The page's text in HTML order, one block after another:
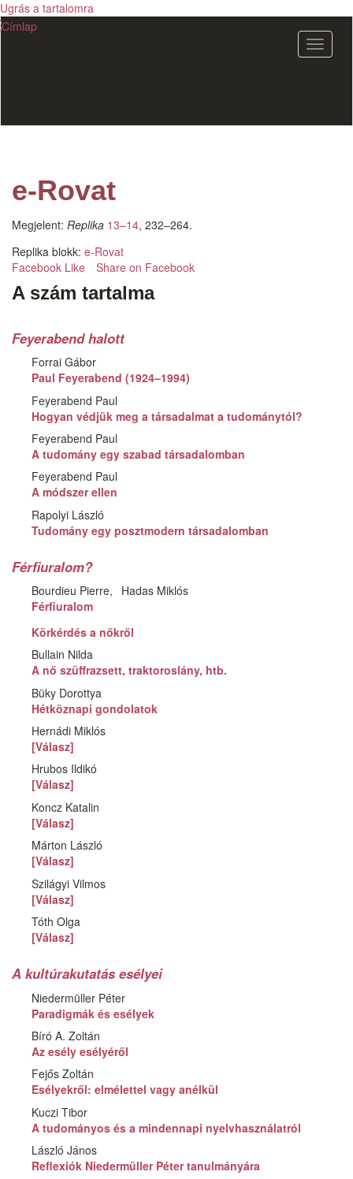
Ugrás a tartalomra
e-Rovat
Megjelent: Replika 13–14, 232–264.
Replika blokk: e-Rovat
Facebook Like
Share on Facebook
A szám tartalma
Feyerabend halott
Forrai Gábor
Paul Feyerabend (1924–1994)
Feyerabend Paul
Hogyan védjük meg a társadalmat a tudománytól?
Feyerabend Paul
A tudomány egy szabad társadalomban
Feyerabend Paul
A módszer ellen
Rapolyi László
Tudomány egy posztmodern társadalomban
Férfiuralom?
Bourdieu Pierre
Hadas Miklós
Férfiuralom
Körkérdés a nőkről
Bullain Nilda
A nő szüffrazsett, traktoroslány, htb.
Büky Dorottya
Hétköznapi gondolatok
Hernádi Miklós
[Válasz]
Hrubos Ildikó
[Válasz]
Koncz Katalin
[Válasz]
Márton László
[Válasz]
Szilágyi Vilmos
[Válasz]
Tóth Olga
[Válasz]
A kultúrakutatás esélyei
Niedermüller Péter
Paradigmák és esélyek
Bíró A. Zoltán
Az esély esélyéről
Fejős Zoltán
Esélyekről: elmélettel vagy anélkül
Kuczi Tibor
A tudományos és a mindennapi nyelvhasználatról
László János
Reflexiók Niedermüller Péter tanulmányára